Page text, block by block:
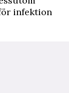
infektion